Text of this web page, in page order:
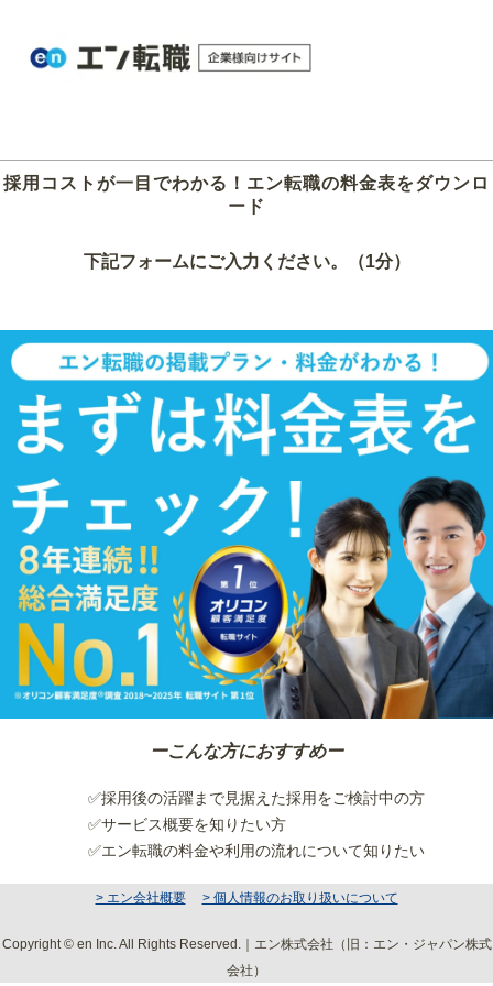
採用コストが一目でわかる！エン転職の料金表をダウンロ
ード
下記フォームにご入力ください。（1分）
ーこんな方におすすめー
✅採用後の活躍まで見据えた採用をご検討中の方
✅サービス概要を知りたい方
✅エン転職の料金や利用の流れについて知りたい
> エン会社概要 > 個人情報のお取り扱いについて
Copyright © en Inc. All Rights Reserved.｜エン株式会社（旧：エン・ジャパン株式
会社）